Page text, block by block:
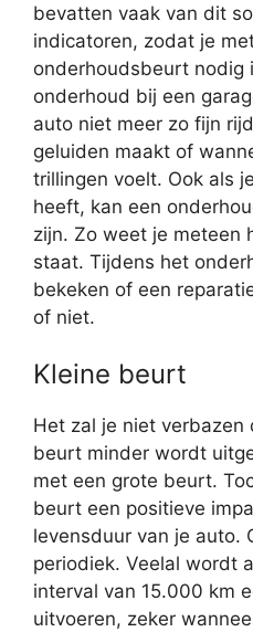
bevatten vaak van dit
indicatoren, zodat je
onderhoudsbeurt nodig
onderhoud bij een
auto niet meer zo fijn
geluiden maakt of
trillingen voelt. Ook als
heeft, kan een
zijn. Zo weet je meteen
staat. Tijdens het
bekeken of een
of niet.
Kleine beurt
Het zal je niet verbazen
beurt minder wordt
met een grote beurt.
beurt een positieve
levensduur van je auto.
periodiek. Veelal wordt
interval van 15.000 km
uitvoeren, zeker